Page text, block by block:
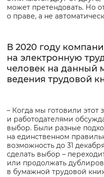
может претендовать. Но
о праве, а не
В 2020 году
на электронную
человек на данный
ведения трудовой
– Когда мы готовили этот
и работодателями
выбор. Были разные
на единственном
возможность до 31
сделать выбор –
или продолжать
в бумажной трудовой